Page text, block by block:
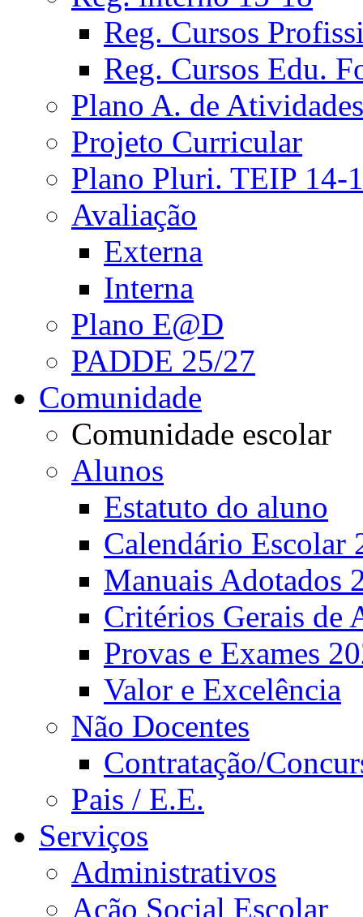
Reg. Cursos
Reg. Cursos Edu.
Plano A. de Atividades
Projeto Curricular
Plano Pluri. TEIP 14-
Avaliação
Externa
Interna
Plano E@D
PADDE 25/27
Comunidade
Comunidade escolar
Alunos
Estatuto do aluno
Calendário Escolar
Manuais Adotados
Critérios Gerais de
Provas e Exames
Valor e Excelência
Não Docentes
Contratação/
Pais / E.E.
Serviços
Administrativos
Ação Social Escolar